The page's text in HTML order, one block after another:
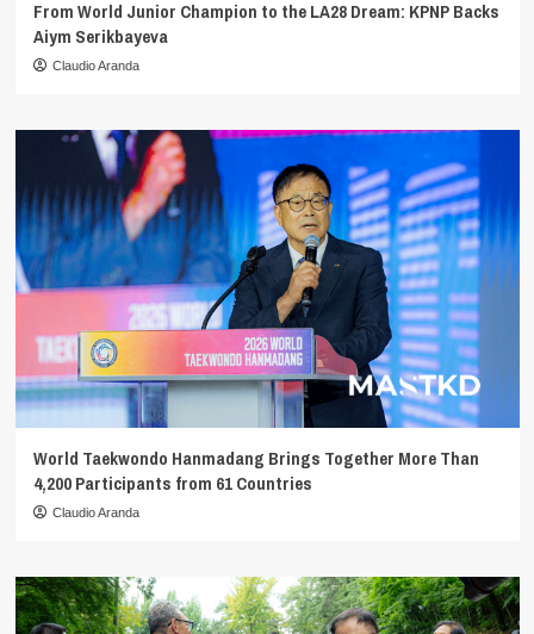
From World Junior Champion to the LA28 Dream: KPNP Backs
Aiym Serikbayeva
Claudio Aranda
World Taekwondo Hanmadang Brings Together More Than
4,200 Participants from 61 Countries
Claudio Aranda